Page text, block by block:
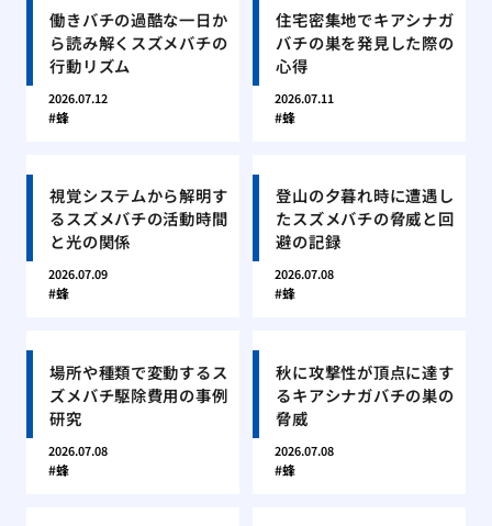
働きバチの過酷な一日か
ら読み解くスズメバチの
行動リズム
2026.07.12
蜂
住宅密集地でキアシナガ
バチの巣を発見した際の
心得
2026.07.11
蜂
視覚システムから解明す
るスズメバチの活動時間
と光の関係
2026.07.09
蜂
登山の夕暮れ時に遭遇し
たスズメバチの脅威と回
避の記録
2026.07.08
蜂
場所や種類で変動するス
ズメバチ駆除費用の事例
研究
2026.07.08
蜂
秋に攻撃性が頂点に達す
るキアシナガバチの巣の
脅威
2026.07.08
蜂